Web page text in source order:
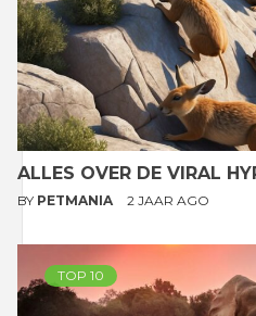
ALLES OVER DE VIRAL
BY PETMANIA 2 JAAR AGO
TOP 10